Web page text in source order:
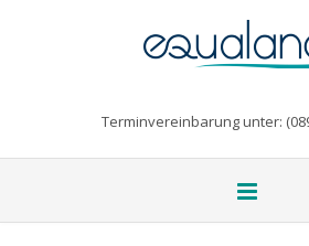
Terminvereinbarung unter: